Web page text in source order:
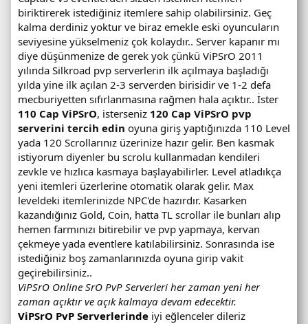
biriktirerek istediğiniz itemlere sahip olabilirsiniz. Geç
kalma derdiniz yoktur ve biraz emekle eski oyuncuların
seviyesine yükselmeniz çok kolaydır.. Server kapanır mı
diye düşünmenize de gerek yok çünkü ViPSrO 2011
yılında Silkroad pvp serverlerin ilk açılmaya başladığı
yılda yine ilk açılan 2-3 serverden birisidir ve 1-2 defa
mecburiyetten sıfırlanmasına rağmen hala açıktır.. İster
110 Cap ViPSrO, isterseniz 120 Cap ViPSrO pvp
serverini tercih edin oyuna giriş yaptığınızda 110 Level
yada 120 Scrollarınız üzerinize hazır gelir. Ben kasmak
istiyorum diyenler bu scrolu kullanmadan kendileri
zevkle ve hızlıca kasmaya başlayabilirler. Level atladıkça
yeni itemleri üzerlerine otomatik olarak gelir. Max
leveldeki itemlerinizde NPC'de hazırdır. Kasarken
kazandığınız Gold, Coin, hatta TL scrollar ile bunları alıp
hemen farmınızı bitirebilir ve pvp yapmaya, kervan
çekmeye yada eventlere katılabilirsiniz. Sonrasında ise
istediğiniz boş zamanlarınızda oyuna girip vakit
geçirebilirsiniz..
ViPSrO Online SrO PvP Serverleri her zaman yeni her
zaman açıktır ve açık kalmaya devam edecektir.
ViPSrO PvP Serverlerinde iyi eğlenceler dileriz